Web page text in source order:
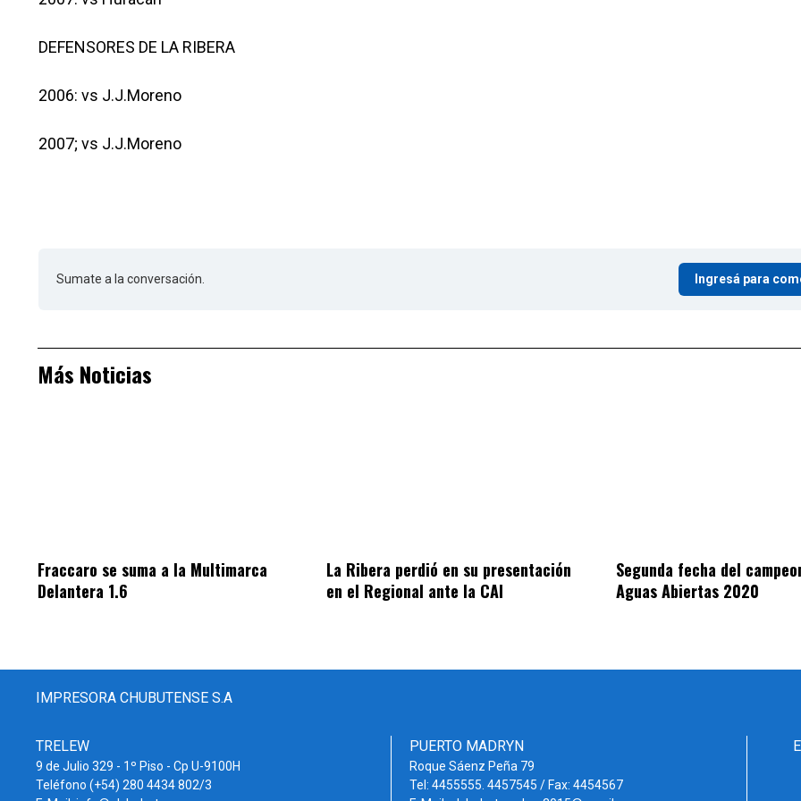
DEFENSORES DE LA RIBERA
2006: vs J.J.Moreno
2007; vs J.J.Moreno
Sumate a la conversación. Ingresá para
Más Noticias
Fraccaro se suma a la Multimarca
Delantera 1.6
La Ribera perdió en su presentación
en el Regional ante la CAI
Segunda fecha del
Aguas Abiertas 2020
IMPRESORA CHUBUTENSE S.A
TRELEW
9 de Julio 329 - 1º Piso - Cp U-9100H
Teléfono (+54) 280 4434 802/3
PUERTO MADRYN
Roque Sáenz Peña 79
Tel: 4455555. 4457545 / Fax: 4454567